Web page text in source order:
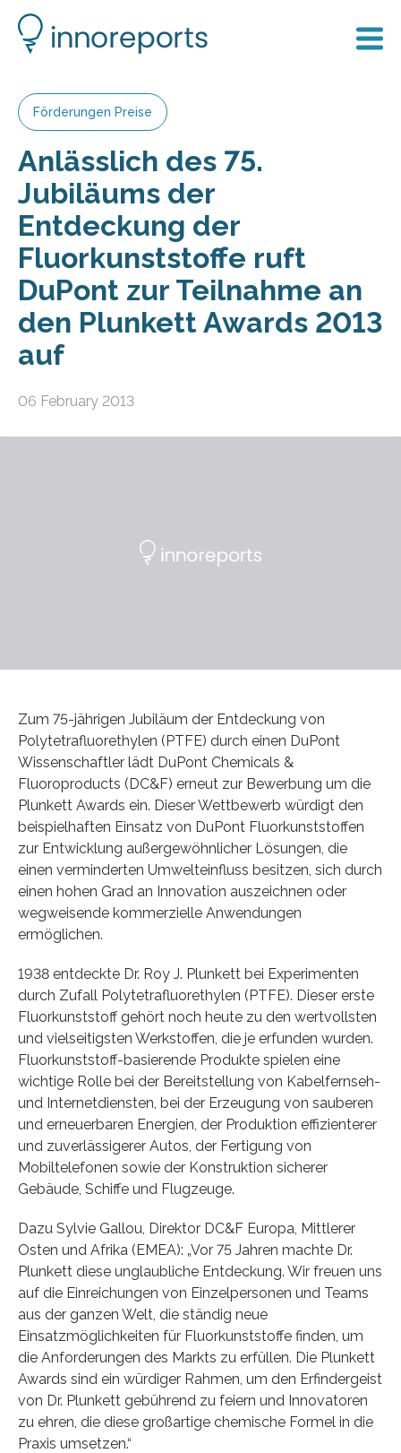
Förderungen Preise
Anlässlich des 75.
Jubiläums der
Entdeckung der
Fluorkunststoffe ruft
DuPont zur Teilnahme an
den Plunkett Awards 2013
auf
06 February 2013
Zum 75-jährigen Jubiläum der Entdeckung von
Polytetrafluorethylen (PTFE) durch einen DuPont
Wissenschaftler lädt DuPont Chemicals &
Fluoroproducts (DC&F) erneut zur Bewerbung um die
Plunkett Awards ein. Dieser Wettbewerb würdigt den
beispielhaften Einsatz von DuPont Fluorkunststoffen
zur Entwicklung außergewöhnlicher Lösungen, die
einen verminderten Umwelteinfluss besitzen, sich durch
einen hohen Grad an Innovation auszeichnen oder
wegweisende kommerzielle Anwendungen
ermöglichen.
1938 entdeckte Dr. Roy J. Plunkett bei Experimenten
durch Zufall Polytetrafluorethylen (PTFE). Dieser erste
Fluorkunststoff gehört noch heute zu den wertvollsten
und vielseitigsten Werkstoffen, die je erfunden wurden.
Fluorkunststoff-basierende Produkte spielen eine
wichtige Rolle bei der Bereitstellung von Kabelfernseh-
und Internetdiensten, bei der Erzeugung von sauberen
und erneuerbaren Energien, der Produktion effizienterer
und zuverlässigerer Autos, der Fertigung von
Mobiltelefonen sowie der Konstruktion sicherer
Gebäude, Schiffe und Flugzeuge.
Dazu Sylvie Gallou, Direktor DC&F Europa, Mittlerer
Osten und Afrika (EMEA): „Vor 75 Jahren machte Dr.
Plunkett diese unglaubliche Entdeckung. Wir freuen uns
auf die Einreichungen von Einzelpersonen und Teams
aus der ganzen Welt, die ständig neue
Einsatzmöglichkeiten für Fluorkunststoffe finden, um
die Anforderungen des Markts zu erfüllen. Die Plunkett
Awards sind ein würdiger Rahmen, um den Erfindergeist
von Dr. Plunkett gebührend zu feiern und Innovatoren
zu ehren, die diese großartige chemische Formel in die
Praxis umsetzen.“